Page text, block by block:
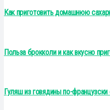
Как приготовить домашнюю
Польза брокколи и как вкусно
Гуляш из говядины по-